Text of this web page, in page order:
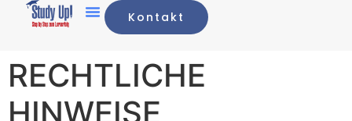
Kontakt
RECHTLICHE
HINWEISE